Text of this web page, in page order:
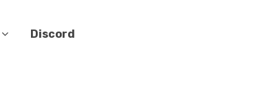
Discord